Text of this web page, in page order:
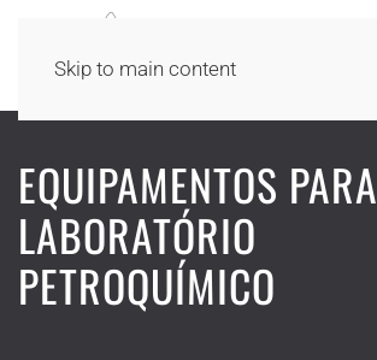
Skip to main content
EQUIPAMENTOS PARA
LABORATÓRIO
PETROQUÍMICO